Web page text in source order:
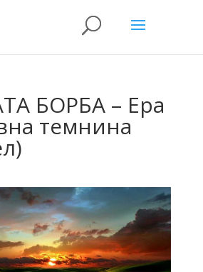
БОРБА – Ера
темнина